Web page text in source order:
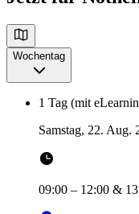
Wochentag
1 Tag (mit
Samstag, 22. Aug.
09:00 – 12:00 &